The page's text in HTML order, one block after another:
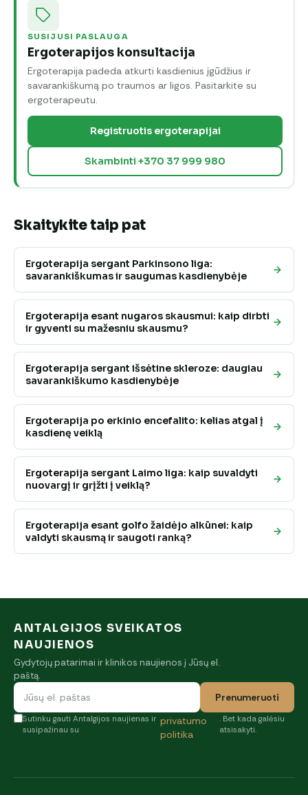
SUSIJUSI PASLAUGA
Ergoterapijos konsultacija
Ergoterapija padeda atkurti kasdienius įgūdžius ir
savarankiškumą po traumos ar ligos. Pasitarkite su
ergoterapeutu.
Registruotis ergoterapijai
Skambinti +370 37 999 980
Skaitykite taip pat
Ergoterapija sergant Parkinsono liga:
savarankiškumas ir saugumas kasdienybėje
Ergoterapija esant nugaros skausmui: kaip dirbti
ir gyventi su mažesniu skausmu?
Ergoterapija sergant išsėtine skleroze: daugiau
savarankiškumo kasdienybėje
Ergoterapija po erkinio encefalito: kelias atgal į
kasdienę veiklą
Ergoterapija sergant Laimo liga: kaip suvaldyti
nuovargį ir grįžti į veiklą?
Ergoterapija esant golfo žaidėjo alkūnei: kaip
valdyti skausmą ir saugoti ranką?
ANTALGIJOS SVEIKATOS
NAUJIENOS
Gydytojų patarimai ir klinikos naujienos į Jūsų el.
paštą.
Prenumeruoti
Sutinku gauti Antalgijos naujienas ir
susipažinau su
privatumo
politika
. Bet kada galėsiu
atsisakyti.